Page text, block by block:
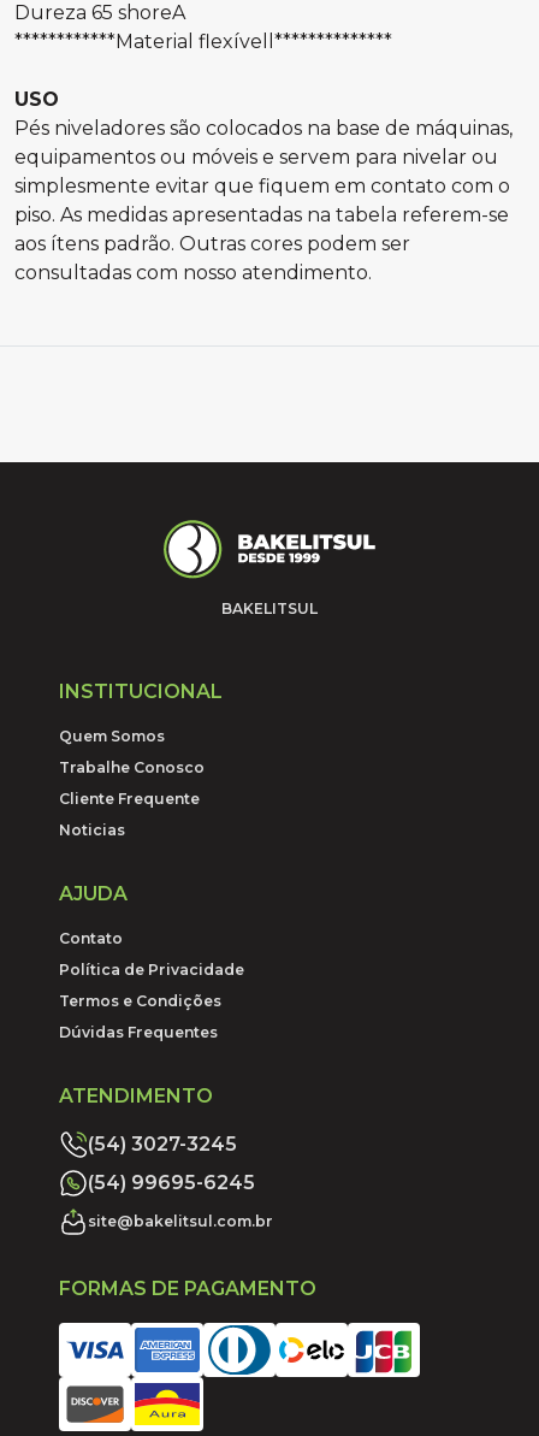
Dureza 65 shoreA
************Material flexívell**************
USO
Pés niveladores são colocados na base de máquinas,
equipamentos ou móveis e servem para nivelar ou
simplesmente evitar que fiquem em contato com o
piso. As medidas apresentadas na tabela referem-se
aos ítens padrão. Outras cores podem ser
consultadas com nosso atendimento.
BAKELITSUL
INSTITUCIONAL
Quem Somos
Trabalhe Conosco
Cliente Frequente
Noticias
AJUDA
Contato
Política de Privacidade
Termos e Condições
Dúvidas Frequentes
ATENDIMENTO
(54) 3027-3245
(54) 99695-6245
site@bakelitsul.com.br
FORMAS DE PAGAMENTO